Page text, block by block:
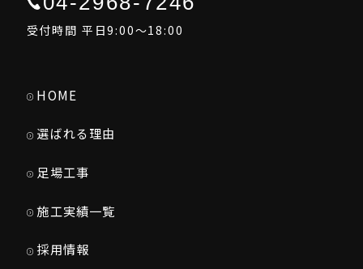
受付時間 平日9:00～18:00
HOME
選ばれる理由
足場工事
施工実績一覧
採用情報